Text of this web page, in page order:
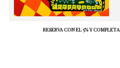
RESERVA CON EL 5% Y